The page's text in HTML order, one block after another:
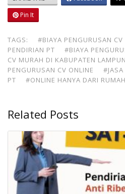
Pin It
TAGS: #BIAYA PENGURUSAN CV
PENDIRIAN PT
#BIAYA
CV MURAH DI KABUPATEN
PENGURUSAN CV ONLINE
PT
#ONLINE HANYA DARI
Related Posts